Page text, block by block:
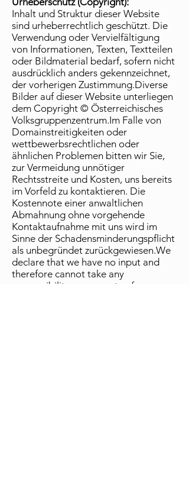
Inhalt und Struktur dieser Website
sind urheberrechtlich geschützt. Die
Verwendung oder Vervielfältigung
von Informationen, Texten, Textteilen
oder Bildmaterial bedarf, sofern nicht
ausdrücklich anders gekennzeichnet,
der vorherigen Zustimmung.Diverse
Bilder auf dieser Website unterliegen
dem Copyright © Österreichisches
Volksgruppenzentrum.Im Falle von
Domainstreitigkeiten oder
wettbewerbsrechtlichen oder
ähnlichen Problemen bitten wir Sie,
zur Vermeidung unnötiger
Rechtsstreite und Kosten, uns bereits
im Vorfeld zu kontaktieren. Die
Kostennote einer anwaltlichen
Abmahnung ohne vorgehende
Kontaktaufnahme mit uns wird im
Sinne der Schadensminderungspflicht
als unbegründet zurückgewiesen.We
declare that we have no input and
therefore cannot take any
responsibility or guarantee for